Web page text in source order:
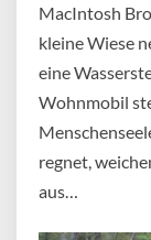
MacIntosh
kleine Wiese
eine
Wohnmobil
regnet,
aus…